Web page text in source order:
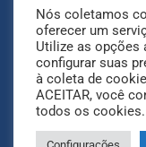
FAQ
Nós coletamos
oferecer um
Utilize as opções
configurar suas
à coleta de
ACEITAR, você
todos os cookies.